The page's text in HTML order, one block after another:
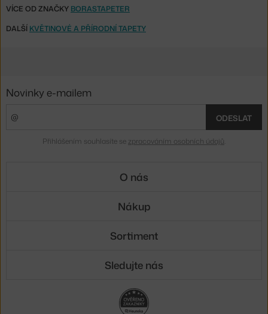
VÍCE OD ZNAČKY BORASTAPETER
DALŠÍ KVĚTINOVÉ A PŘÍRODNÍ TAPETY
Novinky e-mailem
ODESLAT
Přihlášením souhlasíte se zpracováním osobních údajů
O nás
Nákup
Sortiment
Sledujte nás